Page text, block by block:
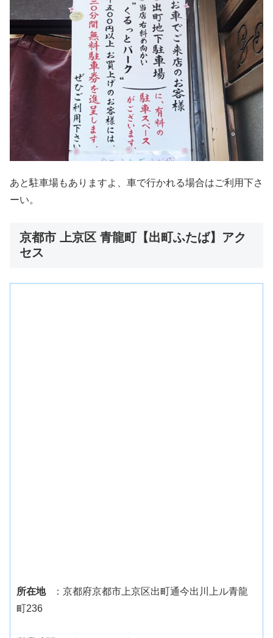
あと駐車場もありますよ、車で行かれる場合はご利用下さ
ーい。
京都市 上京区 青龍町【出町ふたば】アク
セス
所在地
：京都府京都市上京区出町通今出川上ル青龍
町236